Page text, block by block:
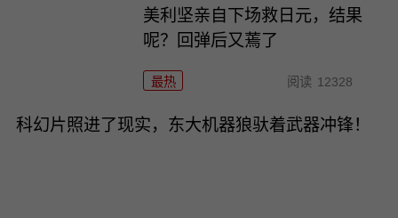
美利坚亲自下场救日元，结果
呢？回弹后又蔫了
最热 阅读 12328
科幻片照进了现实，东大机器狼驮着武器冲锋！